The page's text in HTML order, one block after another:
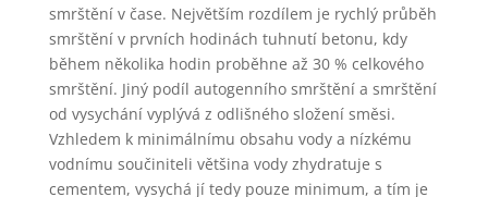
smrštění v čase. Největším rozdílem je rychlý průběh
smrštění v prvních hodinách tuhnutí betonu, kdy
během několika hodin proběhne až 30 % celkového
smrštění. Jiný podíl autogenního smrštění a smrštění
od vysychání vyplývá z odlišného složení směsi.
Vzhledem k minimálnímu obsahu vody a nízkému
vodnímu součiniteli většina vody zhydratuje s
cementem, vysychá jí tedy pouze minimum, a tím je